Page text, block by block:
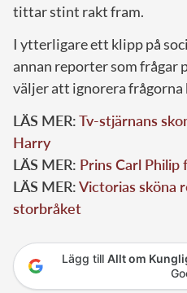
tittar stint rakt fram.
I ytterligare ett klipp på
annan reporter som frågar
väljer att ignorera frågorna
LÄS MER:Tv-stjärnans
Harry
LÄS MER: Prins Carl
LÄS MER:Victorias sköna
storbråket
Lägg till Allt om